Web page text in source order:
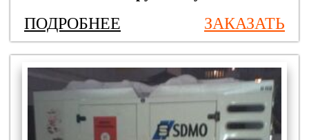
ПОДРОБНЕЕ ЗАКАЗАТЬ